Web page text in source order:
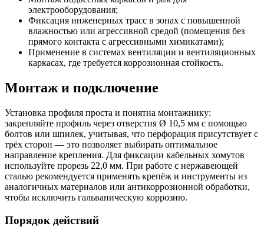
электрооборудования;
Фиксация инженерных трасс в зонах с повышенной
влажностью или агрессивной средой (помещения без
прямого контакта с агрессивными химикатами);
Применение в системах вентиляции и вентиляционных
каркасах, где требуется коррозионная стойкость.
Монтаж и подключение
Установка профиля проста и понятна монтажнику:
закрепляйте профиль через отверстия Ø 10,5 мм с помощью
болтов или шпилек, учитывая, что перфорация присутствует с
трёх сторон — это позволяет выбирать оптимальное
направление крепления. Для фиксации кабельных хомутов
используйте прорезь 22,0 мм. При работе с нержавеющей
сталью рекомендуется применять крепёж и инструменты из
аналогичных материалов или антикоррозионной обработки,
чтобы исключить гальваническую коррозию.
Порядок действий